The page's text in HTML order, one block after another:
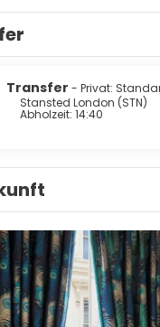
Transfer - Privat:
Stansted London (STN)
Abholzeit: 14:40